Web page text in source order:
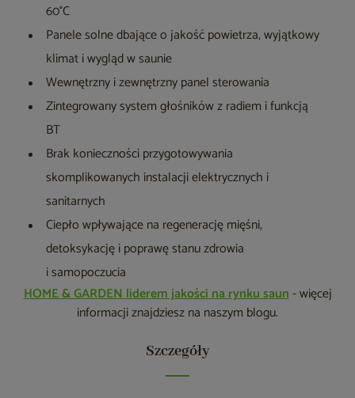
60°C
Panele solne dbające o jakość powietrza, wyjątkowy
klimat i wygląd w saunie
Wewnętrzny i zewnętrzny panel sterowania
Zintegrowany system głośników z radiem i funkcją
BT
Brak konieczności przygotowywania
skomplikowanych instalacji elektrycznych i
sanitarnych
Ciepło wpływające na regenerację mięśni,
detoksykację i poprawę stanu zdrowia
i samopoczucia
HOME & GARDEN liderem jakości na rynku saun- więcej
informacji znajdziesz na naszym blogu.
Szczegóły